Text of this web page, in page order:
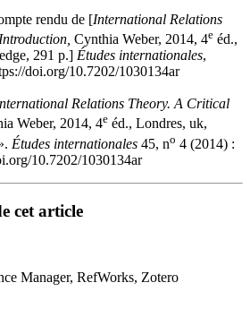
rendu de [International Relations
Cynthia Weber, 2014, 4e éd.,
291 p.] Études internationales,
doi.org/10.7202/1030134ar
Relations Theory. A Critical
Weber, 2014, 4e éd., Londres, uk,
Études internationales 45, no 4 (2014) :
10.7202/1030134ar
cet article
Manager, RefWorks, Zotero